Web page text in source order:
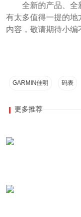
全新的产品、全
有太多值得一提的地
内容，敬请期待小编
GARMIN佳明 码表
更多推荐